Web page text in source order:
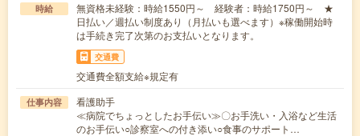
時給
無資格未経験：時給1550円～ 経験者：時給1750円～ ★
日払い／週払い制度あり（月払いも選べます）※稼働開始時
は手続き完了次第のお支払いとなります。
交通費
交通費全額支給※規定有
仕事内容
看護助手
≪病院でちょっとしたお手伝い≫〇お手洗い・入浴など生活
のお手伝い○診察室への付き添い○食事のサポート…